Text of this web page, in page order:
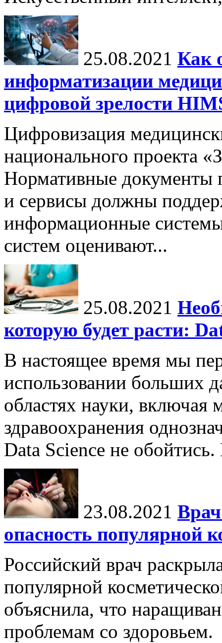
25.08.2021 Как
информатизации
цифровой зрелости
Цифровизация
национального проекта
Нормативные документы
и сервисы должны
информационные
систем оценивают...
25.08.2021
которую будет расти:
В настоящее время мы
использовании больших
областях науки, включая
здравоохранения
Data Science не
23.08.2021
опасность популярной
Российский врач
популярной
объяснила, что
проблемам со здоровьем.